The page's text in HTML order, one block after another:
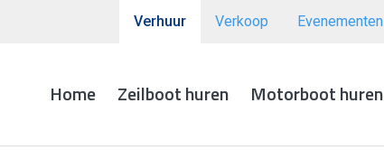
Verhuur Verkoop Evenementen
Home Zeilboot huren Motorboot huren